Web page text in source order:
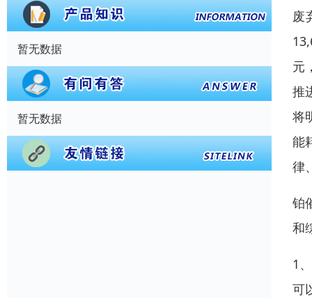
暂无数据
暂无数据
废
元
推
将
能
律
铂
和
1
可